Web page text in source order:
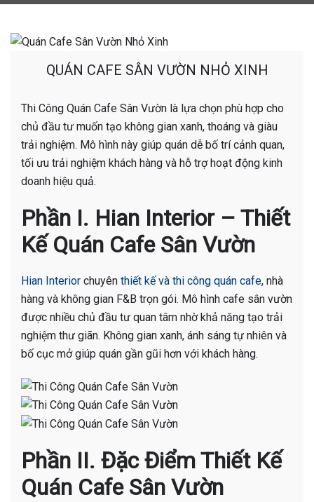
QUÁN CAFE SÂN VƯỜN NHỎ XINH
Thi Công Quán Cafe Sân Vườn là lựa chọn phù hợp cho
chủ đầu tư muốn tạo không gian xanh, thoáng và giàu
trải nghiệm. Mô hình này giúp quán dễ bố trí cảnh quan,
tối ưu trải nghiệm khách hàng và hỗ trợ hoạt động kinh
doanh hiệu quả.
Phần I. Hian Interior – Thiết
Kế Quán Cafe Sân Vườn
Hian Interior chuyên thiết kế và thi công quán cafe, nhà
hàng và không gian F&B trọn gói. Mô hình cafe sân vườn
được nhiều chủ đầu tư quan tâm nhờ khả năng tạo trải
nghiệm thư giãn. Không gian xanh, ánh sáng tự nhiên và
bố cục mở giúp quán gần gũi hơn với khách hàng.
Phần II. Đặc Điểm Thiết Kế
Quán Cafe Sân Vườn